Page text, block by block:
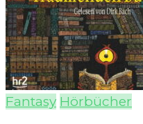
Fantasy Hörbücher